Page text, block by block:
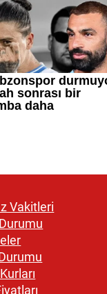
Vakitleri